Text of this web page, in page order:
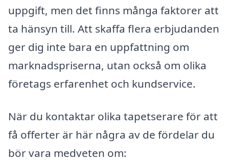
uppgift, men det finns många faktorer att
ta hänsyn till. Att skaffa flera erbjudanden
ger dig inte bara en uppfattning om
marknadspriserna, utan också om olika
företags erfarenhet och kundservice.
När du kontaktar olika tapetserare för att
få offerter är här några av de fördelar du
bör vara medveten om: